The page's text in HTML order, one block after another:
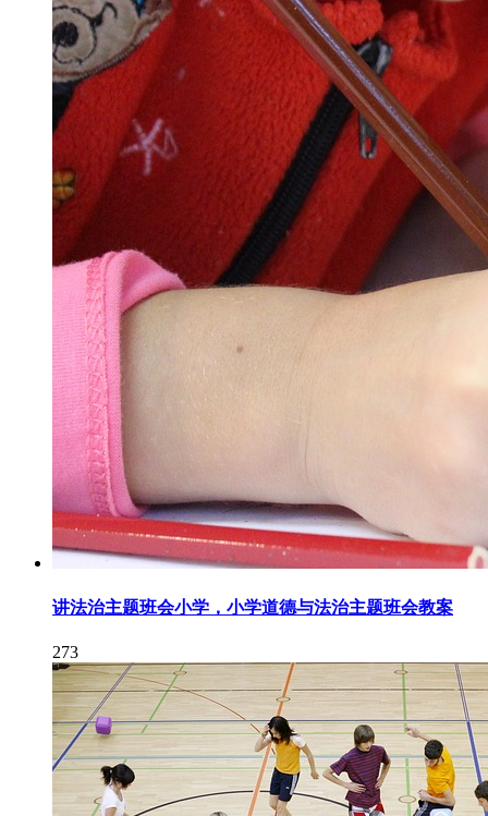
讲法治主题班会小学，小学道德与法治主题班会教案
273